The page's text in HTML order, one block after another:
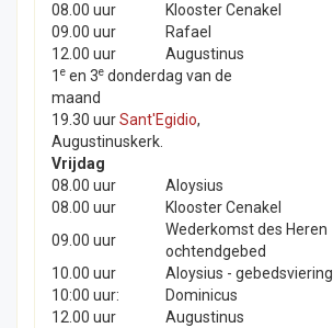
08.00 uur
Klooster Cenakel
09.00 uur
Rafael
12.00 uur
Augustinus
1 e en 3e donderdag van de
maand
19.30 uurSant'Egidio,
Augustinuskerk.
Vrijdag
08.00 uur
Aloysius
08.00 uur
Klooster Cenakel
09.00 uur
Wederkomst des Heren
ochtendgebed
10.00 uur
Aloysius - gebedsviering
10:00 uur:
Dominicus
12.00 uur
Augustinus